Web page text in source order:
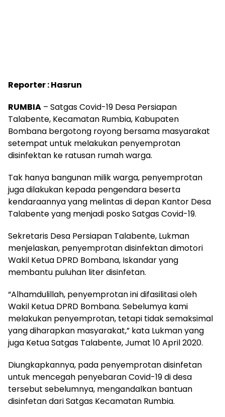
Reporter : Hasrun
RUMBIA – Satgas Covid-19 Desa Persiapan
Talabente, Kecamatan Rumbia, Kabupaten
Bombana bergotong royong bersama masyarakat
setempat untuk melakukan penyemprotan
disinfektan ke ratusan rumah warga.
Tak hanya bangunan milik warga, penyemprotan
juga dilakukan kepada pengendara beserta
kendaraannya yang melintas di depan Kantor Desa
Talabente yang menjadi posko Satgas Covid-19.
Sekretaris Desa Persiapan Talabente, Lukman
menjelaskan, penyemprotan disinfektan dimotori
Wakil Ketua DPRD Bombana, Iskandar yang
membantu puluhan liter disinfetan.
“Alhamdulillah, penyemprotan ini difasilitasi oleh
Wakil Ketua DPRD Bombana. Sebelumya kami
melakukan penyemprotan, tetapi tidak semaksimal
yang diharapkan masyarakat,” kata Lukman yang
juga Ketua Satgas Talabente, Jumat 10 April 2020.
Diungkapkannya, pada penyemprotan disinfetan
untuk mencegah penyebaran Covid-19 di desa
tersebut sebelumnya, mengandalkan bantuan
disinfetan dari Satgas Kecamatan Rumbia.